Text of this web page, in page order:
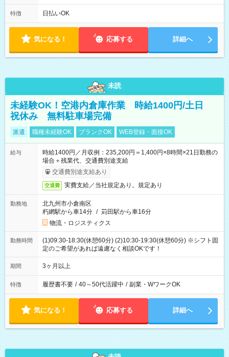
の調整も受けたまります。 （例：10時から17時 など） お気軽
にご相談・お問い合わせをメールで返信してください。
特徴 日払いOK
気になる！ 応募する 詳細へ
未読
未経験OK！空港内倉庫作業 時給1400円/土日
祝休み 無料駐車場完備
派遣 職種未経験OK ブランクOK WEB登録・面接OK
給与
時給1400円／月収例：235,200円＝1,400円×8時間×21日勤務の
場合＋残業代、交通費別途支給
交通費別途支給あり
交通費 実費支給／当社規定あり。規定あり
勤務地
北九州市小倉南区
朽網駅から車14分 / 苅田駅から車16分
物流・ロジスティクス
勤務時間
(1)09:30-18:30(休憩60分) (2)10:30-19:30(休憩60分) ※シフト固
定のご希望があれば遠慮なく相談OKです！
期間 3ヶ月以上
特徴 履歴書不要 / 40～50代活躍中 / 副業・WワークOK
気になる！ 応募する 詳細へ